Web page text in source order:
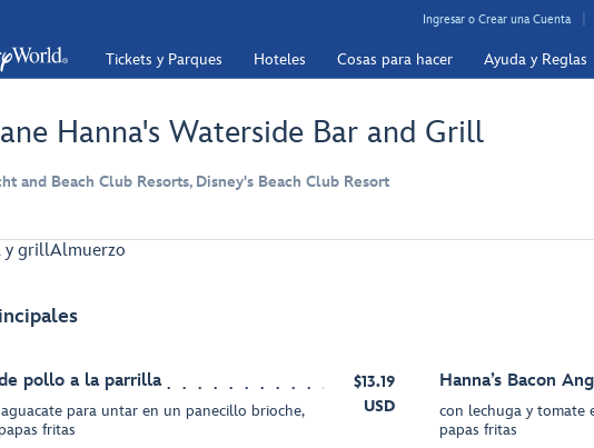
Ingresar o Crear una Cuenta
Tickets y Parques Hoteles Cosas para hacer Ayuda y Reglas
Hanna's Waterside Bar and Grill
and Beach Club Resorts, Disney's Beach Club Resort
y grillAlmuerzo
pollo a la parrilla
para untar en un panecillo brioche,
fritas
$13.19
USD
Hanna’s Bacon
con lechuga y tomate
papas fritas